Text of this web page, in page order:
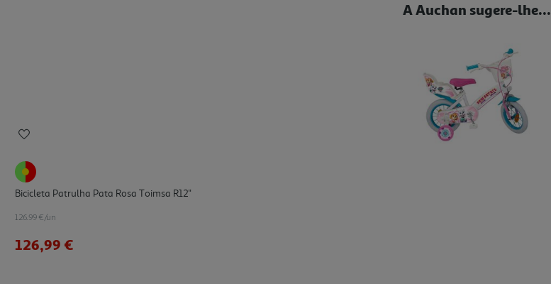
A Auchan sugere-lhe...
Bicicleta Patrulha Pata Rosa Toimsa R12''
126.99 €/un
126,99 €